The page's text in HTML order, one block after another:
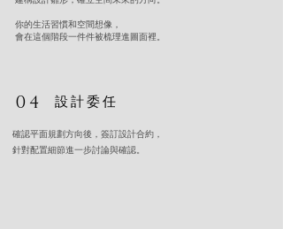
你的生活習慣和空間想像，
會在這個階段一件件被梳理進圖面裡。
04 設計委任
確認平面規劃方向後，簽訂設計合約，
針對配置細節進一步討論與確認。